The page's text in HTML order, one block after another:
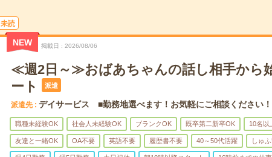
未読
NEW 掲載日 2026/08/06
≪週2日～≫おばあちゃんの話し相手から
ート
派遣
派遣先 デイサービス ■勤務地選べます！お気軽にご相談ください！
職種未経験OK 社会人未経験OK ブランクOK 既卒第二新卒OK 10名以
友達と一緒OK OA不要 英語不要 履歴書不要 40～50代活躍 しゅ